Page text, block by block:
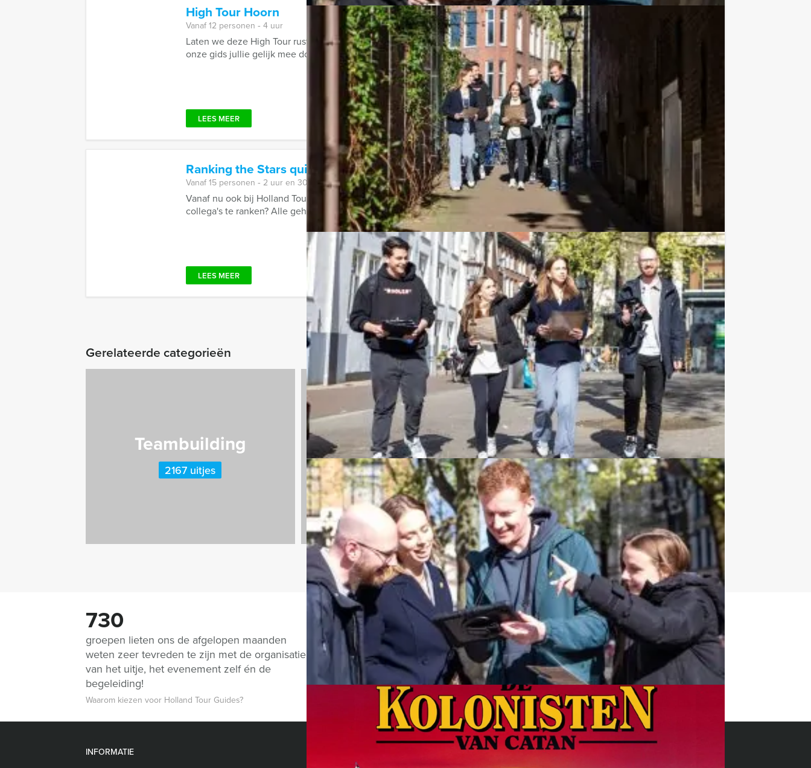
High Tour Hoorn Vanaf€ 62,50
Vanaf 12 personen ‐ 4 uur
Laten we deze High Tour rustig aan beginnen met een overheerlijk gebakje en een kopje koffie. Na deze heerlijke neemt
onze gids jullie gelijk mee door het centrum van de ...
LEES MEER
Ranking the Stars quiz Antwerpen (België) Vanaf € 29,50 p.p. excl. BTW
Vanaf 15 personen ‐ 2 uur en 30 minuten
Vanaf nu ook bij Holland Tour Guides te boeken; de hilarische Ranking the Stars quiz! Bent u klaar om uw vrienden of
collega's te ranken? Alle geheimen zullen bloot komen ...
LEES MEER Favoriet
Gerelateerde categorieën
Teambuilding
2167 uitjes
Spelprogramma's
1688 uitjes
730
groepen lieten ons de afgelopen maanden
weten zeer tevreden te zijn met de organisatie
van het uitje, het evenement zelf én de
begeleiding!
Waarom kiezen voor Holland Tour Guides?
Vragen over dit uitje?
CHAT MET JEROEN BEL 088 428 81 17
INFORMATIE